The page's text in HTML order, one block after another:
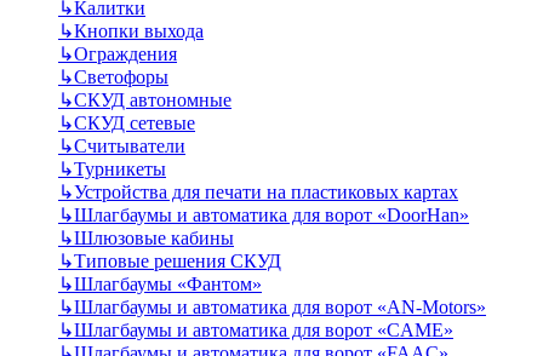
↳Калитки
↳Кнопки выхода
↳Ограждения
↳Светофоры
↳СКУД автономные
↳СКУД сетевые
↳Считыватели
↳Турникеты
↳Устройства для печати на пластиковых картах
↳Шлагбаумы и автоматика для ворот «DoorHan»
↳Шлюзовые кабины
↳Типовые решения СКУД
↳Шлагбаумы «Фантом»
↳Шлагбаумы и автоматика для ворот «AN-Motors»
↳Шлагбаумы и автоматика для ворот «CAME»